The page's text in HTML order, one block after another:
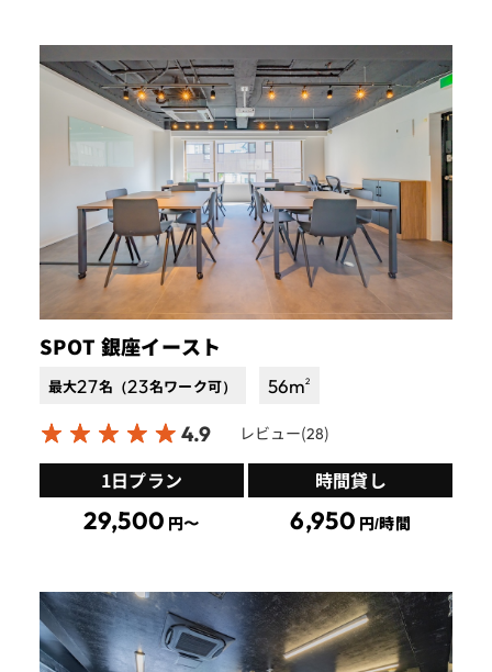
SPOT 銀座イースト
最大27名（23名ワーク可） 56m2
4.9 レビュー(28)
1日プラン
29,500 円〜
時間貸し
6,950 円/時間